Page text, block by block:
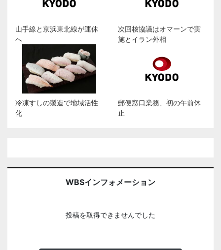
山手線と京浜東北線が運休
へ
次回核協議はオマーンで実
施とイラン外相
冷凍すしの製造で地域活性
化
郵便窓口業務、初の午前休
止
WBSインフォメーション
投稿を取得できませんでした